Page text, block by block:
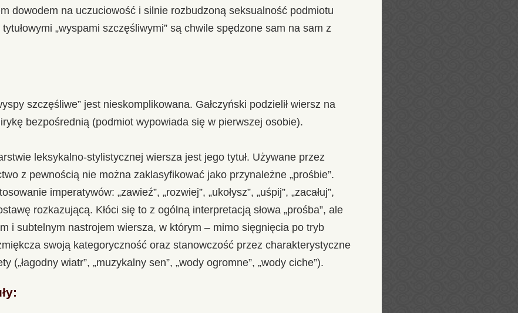
dowodem na uczuciowość i silnie rozbudzoną seksualność podmiotu
„wyspami szczęśliwymi” są chwile spędzone sam na sam z
szczęśliwe” jest nieskomplikowana. Gałczyński podzielił wiersz na
bezpośrednią (podmiot wypowiada się w pierwszej osobie).
leksykalno-stylistycznej wiersza jest jego tytuł. Używane przez
z pewnością nie można zaklasyfikować jako przynależne „prośbie”.
imperatywów: „zawieź”, „rozwiej”, „ukołysz”, „uśpij”, „zacałuj”,
rozkazującą. Kłóci się to z ogólną interpretacją słowa „prośba”, ale
i subtelnym nastrojem wiersza, w którym – mimo sięgnięcia po tryb
swoją kategoryczność oraz stanowczość przez charakterystyczne
(„łagodny wiatr”, „muzykalny sen”, „wody ogromne”, „wody ciche”).